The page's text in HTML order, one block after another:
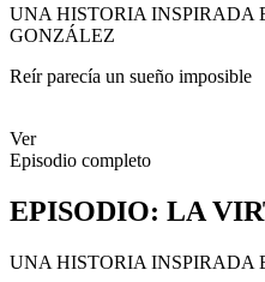
UNA HISTORIA INSPIRADA
GONZÁLEZ
Reír parecía un sueño imposible
Ver
Episodio completo
EPISODIO: LA
UNA HISTORIA